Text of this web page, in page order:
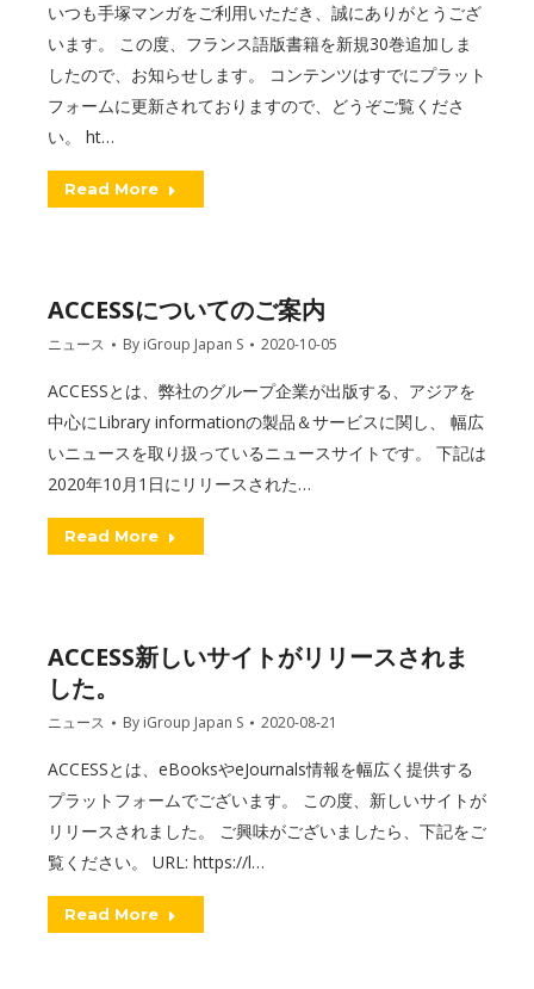
いつも手塚マンガをご利用いただき、誠にありがとうござ
います。 この度、フランス語版書籍を新規30巻追加しま
したので、お知らせします。 コンテンツはすでにプラット
フォームに更新されておりますので、どうぞご覧くださ
い。 ht…
Read More
ACCESSについてのご案内
ニュース By iGroup Japan S 2020-10-05
ACCESSとは、弊社のグループ企業が出版する、アジアを
中心にLibrary informationの製品＆サービスに関し、 幅広
いニュースを取り扱っているニュースサイトです。 下記は
2020年10月1日にリリースされた…
Read More
ACCESS新しいサイトがリリースされま
した。
ニュース By iGroup Japan S 2020-08-21
ACCESSとは、eBooksやeJournals情報を幅広く提供する
プラットフォームでございます。 この度、新しいサイトが
リリースされました。 ご興味がございましたら、下記をご
覧ください。 URL: https://l…
Read More